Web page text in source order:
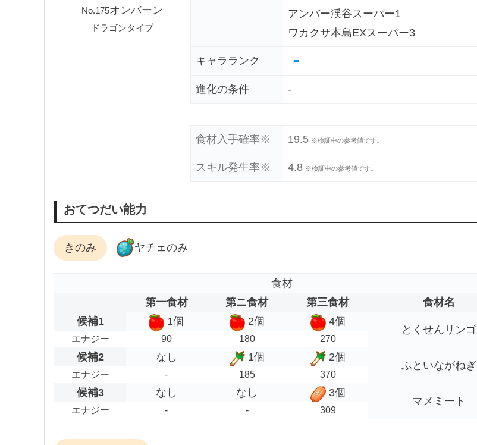
No.175オンバーン
ドラゴンタイプ
アンバー渓谷スーパー1
ワカクサ本島EXスーパー3
キャラランク -
進化の条件 -
食材入手確率※ 19.5 ※検証中の参考値です。
スキル発生率※ 4.8 ※検証中の参考値です。
おてつだい能力
きのみ ヤチェのみ
食材
第一食材
第ニ食材 第三食材
食材名
候補1
1個 2個 4個
とくせんリンゴ
エナジー 90 180 270
候補2 なし 1個 2個
ふといながねぎ
エナジー - 185 370
候補3 なし なし 3個
マメミート
エナジー - - 309